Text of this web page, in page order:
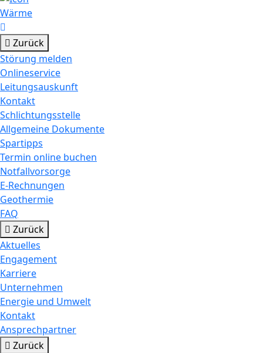
Wärme
Zurück
Störung melden
Onlineservice
Leitungsauskunft
Kontakt
Schlichtungsstelle
Allgemeine Dokumente
Spartipps
Termin online buchen
Notfallvorsorge
E-Rechnungen
Geothermie
FAQ
Zurück
Aktuelles
Engagement
Karriere
Unternehmen
Energie und Umwelt
Kontakt
Ansprechpartner
Zurück